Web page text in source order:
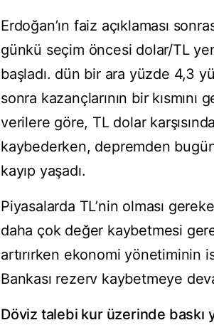
Erdoğan’ın faiz açıklaması
günkü seçim öncesi dolar/TL
başladı. dün bir ara yüzde 4,3
sonra kazançlarının bir
verilere göre, TL dolar
kaybederken, depremden
kayıp yaşadı.
Piyasalarda TL’nin olması
daha çok değer kaybetmesi
artırırken ekonomi yönetiminin
Bankası rezerv kaybetmeye
Döviz talebi kur üzerinde baskı